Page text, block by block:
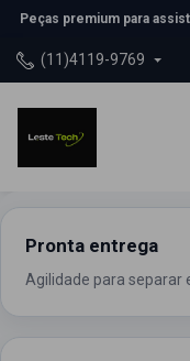
Peças premium para
(11)4119-9769
Pronta entrega
Agilidade para separar